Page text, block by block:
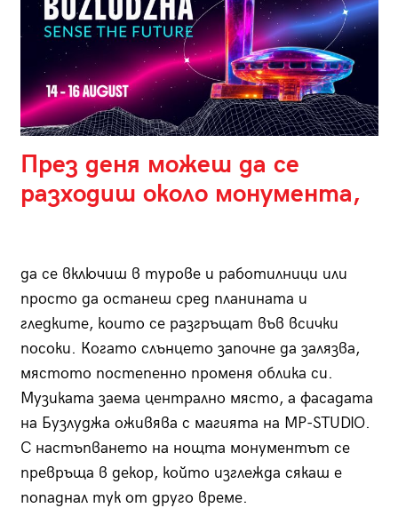
През деня можеш да се
разходиш около монумента,
да се включиш в турове и работилници или
просто да останеш сред планината и
гледките, които се разгръщат във всички
посоки. Когато слънцето започне да залязва,
мястото постепенно променя облика си.
Музиката заема централно място, а фасадата
на Бузлуджа оживява с магията на MP-STUDIO.
С настъпването на нощта монументът се
превръща в декор, който изглежда сякаш е
попаднал тук от друго време.